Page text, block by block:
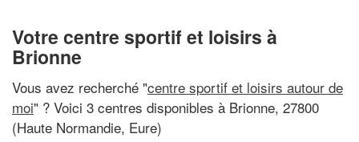
Votre centre sportif et loisirs à
Brionne
Vous avez recherché "centre sportif et loisirs autour de
moi" ? Voici 3 centres disponibles à Brionne, 27800
(Haute Normandie, Eure)